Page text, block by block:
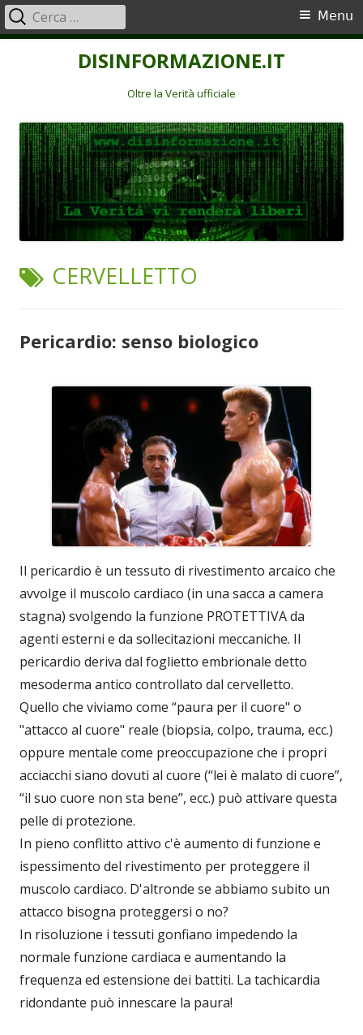
DISINFORMAZIONE.IT
Oltre la Verità ufficiale
Menu
principale
Menu
Ricerca
per:
TAG:
CERVELLETTO
Pericardio: senso biologico
Il pericardio è un tessuto di rivestimento arcaico che
avvolge il muscolo cardiaco (in una sacca a camera
stagna) svolgendo la funzione PROTETTIVA da
agenti esterni e da sollecitazioni meccaniche. Il
pericardio deriva dal foglietto embrionale detto
mesoderma antico controllato dal cervelletto.
Quello che viviamo come “paura per il cuore" o
"attacco al cuore" reale (biopsia, colpo, trauma, ecc.)
oppure mentale come preoccupazione che i propri
acciacchi siano dovuti al cuore (“lei è malato di cuore”,
“il suo cuore non sta bene”, ecc.) può attivare questa
pelle di protezione.
In pieno conflitto attivo c'è aumento di funzione e
ispessimento del rivestimento per proteggere il
muscolo cardiaco. D'altronde se abbiamo subito un
attacco bisogna proteggersi o no?
In risoluzione i tessuti gonfiano impedendo la
normale funzione cardiaca e aumentando la
frequenza ed estensione dei battiti. La tachicardia
ridondante può innescare la paura!